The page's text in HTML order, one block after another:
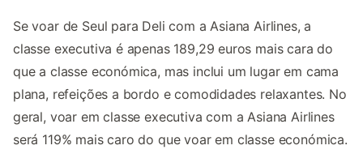
Se voar de Seul para Deli com a Asiana Airlines, a
classe executiva é apenas 189,29 euros mais cara do
que a classe económica, mas inclui um lugar em cama
plana, refeições a bordo e comodidades relaxantes. No
geral, voar em classe executiva com a Asiana Airlines
será 119% mais caro do que voar em classe económica.